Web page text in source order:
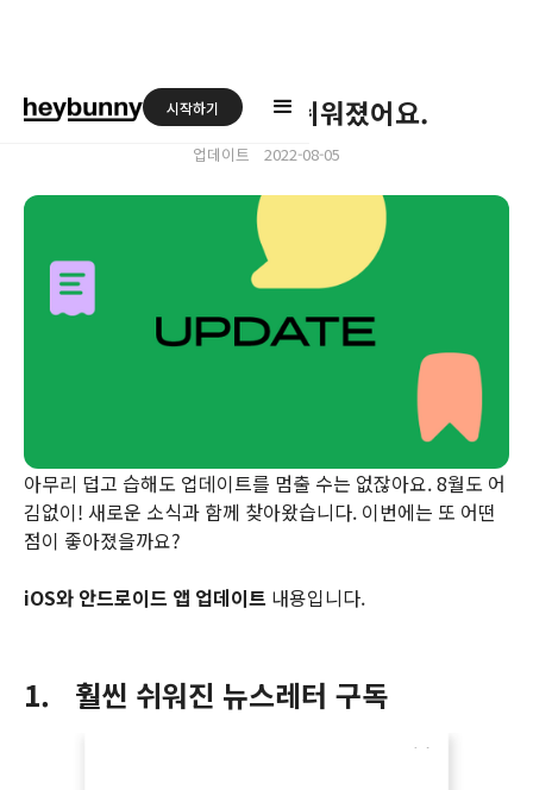
시작하기
뉴스레터 구독이 쉬워졌어요.
업데이트 2022-08-05
아무리 덥고 습해도 업데이트를 멈출 수는 없잖아요. 8월도 어
김없이! 새로운 소식과 함께 찾아왔습니다. 이번에는 또 어떤
점이 좋아졌을까요?
iOS와 안드로이드 앱 업데이트 내용입니다.
1. 훨씬 쉬워진 뉴스레터 구독